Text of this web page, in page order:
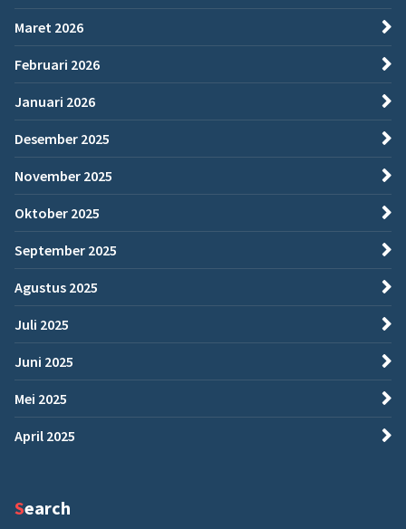
Maret 2026
Februari 2026
Januari 2026
Desember 2025
November 2025
Oktober 2025
September 2025
Agustus 2025
Juli 2025
Juni 2025
Mei 2025
April 2025
Search